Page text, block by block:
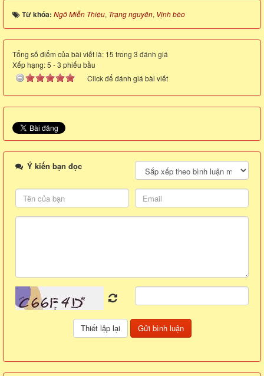
Từ khóa: Ngô Miễn Thiệu, Trạng nguyên, Vịnh bèo
Tổng số điểm của bài viết là: 15 trong 3 đánh giá
Xếp hạng:5 -3 phiếu bầu
Click để đánh giá bài viết
Ý kiến bạn đọc